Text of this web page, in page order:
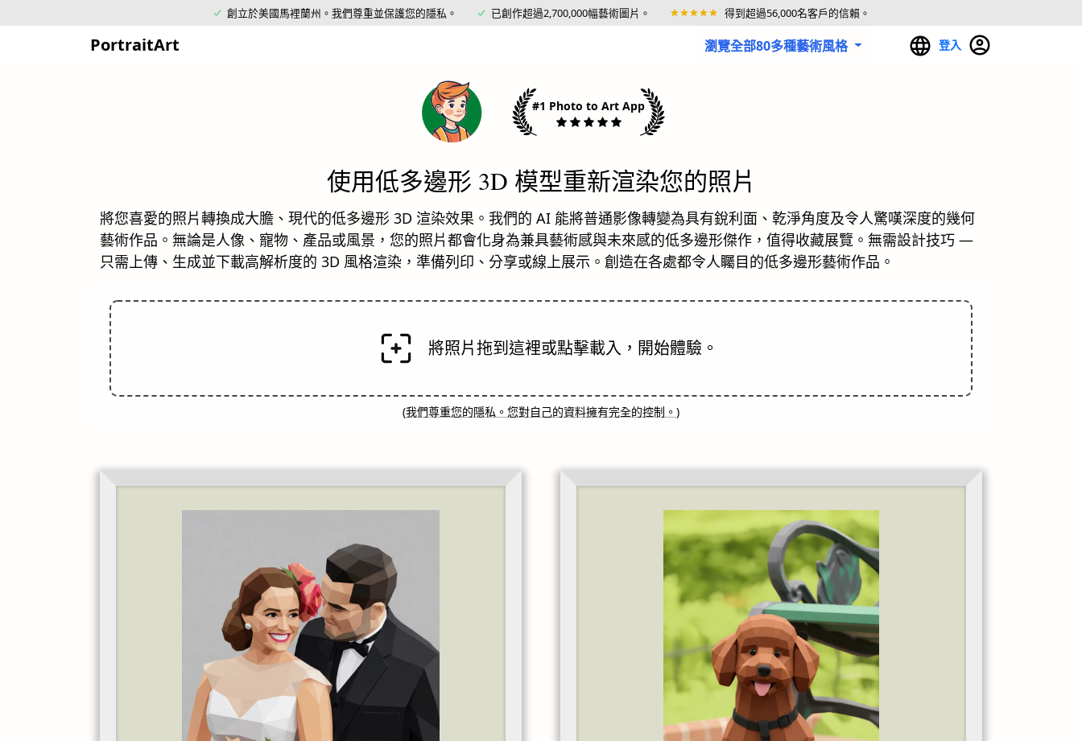
創立於美國馬裡蘭州。 我們尊重並保護您的隱私 。 已創作超過2,700,000幅藝術圖片。 得到超過56,000名客戶的信賴。
PortraitArt 登入
瀏覽全部80多種藝術風格
#1 Photo to Art App
使用低多邊形 3D 模型重新渲染您的照片
將您喜愛的照片轉換成大膽、現代的低多邊形 3D 渲染效果。我們的 AI 能將普通影像轉變為具有銳利面、乾淨角度及令人驚嘆深度的幾何
藝術作品。無論是人像、寵物、產品或風景，您的照片都會化身為兼具藝術感與未來感的低多邊形傑作，值得收藏展覽。無需設計技巧 —
只需上傳、生成並下載高解析度的 3D 風格渲染，準備列印、分享或線上展示。創造在各處都令人矚目的低多邊形藝術作品。
將照片拖到這裡或點擊載入，開始體驗。
(我們尊重您的隱私。您對自己的資料擁有完全的控制。 )